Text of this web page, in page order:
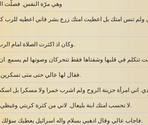
وهي مرّة النفس. فصلّت
تنس امتك بل اعطيت امتك زرع بشر فاني اعطيه للرب كل
وكان اذ اكثرت الصلاة امام الرب وعالي يلاحظ فاها.
فقال لها عالي حتى متى تسكرين. انزعي خمرك عنك.
لا تحسب امتك ابنة بليعال. لاني من كثرة كربتي وغيظي قد تكلمت الى الآن.
فاجاب عالي وقال اذهبي بسلام واله اسرائيل يعطيك سؤلك الذي سألته من لدنه.